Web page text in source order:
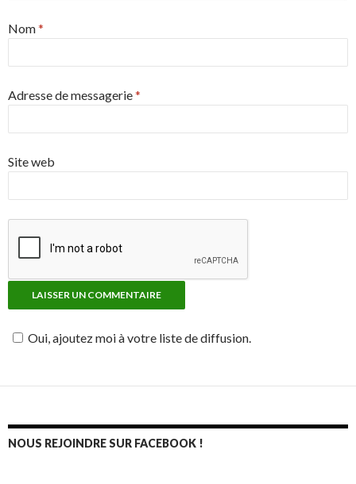
Nom*
Adresse de messagerie*
Site web
Oui, ajoutez moi à votre liste de diffusion.
NOUS REJOINDRE SUR FACEBOOK !